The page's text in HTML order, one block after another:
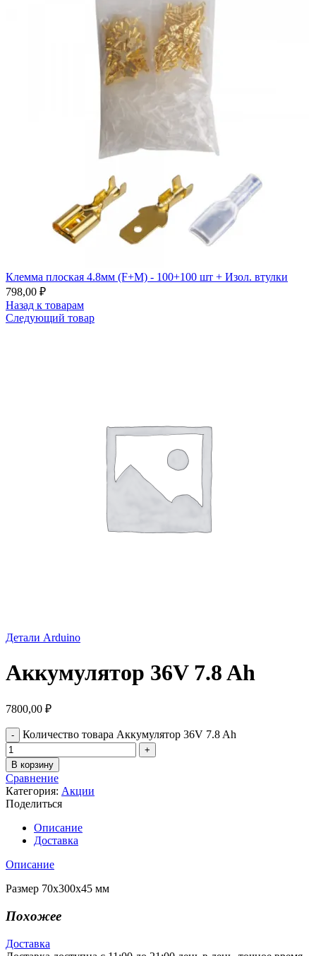
Клемма плоская 4.8мм (F+M) - 100+100 шт + Изол. втулки
798,00 ₽
Назад к товарам
Следующий товар
Детали Arduino
Аккумулятор 36V 7.8 Ah
7800,00 ₽
Количество товара Аккумулятор 36V 7.8 Ah
В корзину
Сравнение
Категория: Акции
Поделиться
Описание
Доставка
Описание
Размер 70х300х45 мм
Похожее
Доставка